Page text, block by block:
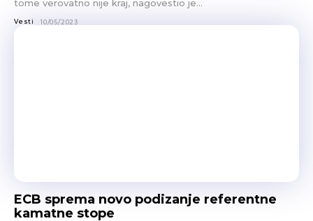
tome verovatno nije kraj, nagovestio je...
Vesti 10/05/2023
ECB sprema novo podizanje referentne
kamatne stope